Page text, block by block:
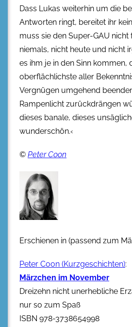
Dass Lukas weiterhin um die
Antworten ringt, bereitet ihr
muss sie den Super-GAU nicht
niemals, nicht heute und nicht
es ihm je in den Sinn kommen,
oberflächlichste aller
Vergnügen umgehend
Rampenlicht zurückdrängen
dieses banale, dieses
wunderschön.‹
© Peter Coon
Erschienen in (passend zum
Peter Coon (Kurzgeschichten):
Märzchen im November
Dreizehn nicht unerhebliche
nur so zum Spaß
ISBN 978-3738654998